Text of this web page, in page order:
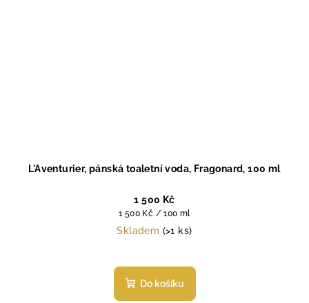
L'Aventurier, pánská toaletní voda, Fragonard, 100 ml
1 500 Kč
Měrná
cena:
1 500 Kč / 100 ml
Skladem (>1 ks)
hodnocení
produktu
Do košíku